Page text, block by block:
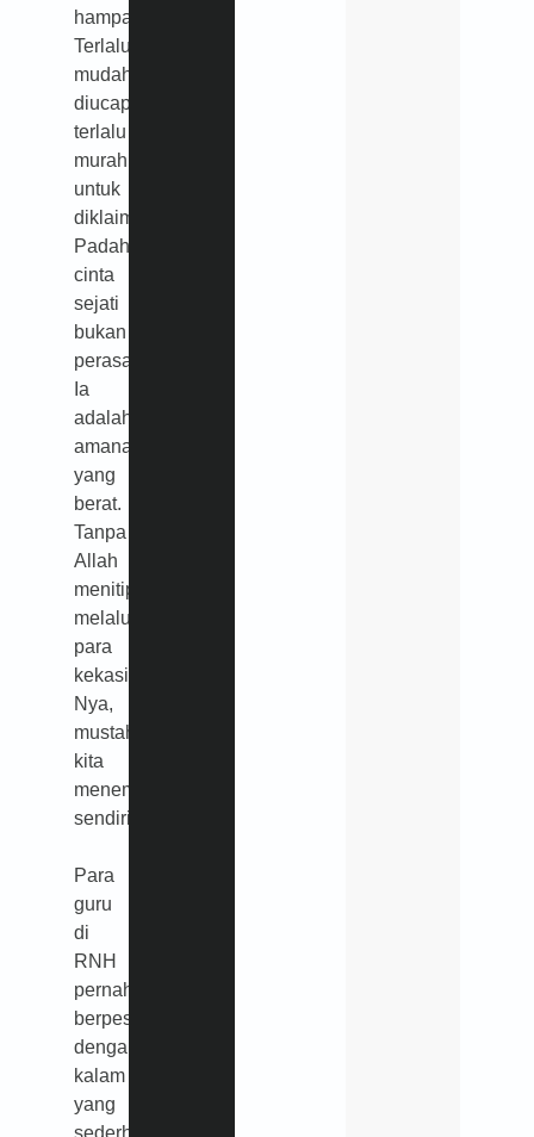
hampa.
Terlalu
mudah
diucapkan,
terlalu
murah
untuk
diklaim.
Padahal
cinta
sejati
bukan
perasaan.
Ia
adalah
amanah
yang
berat.
Tanpa
Allah
menitipkannya
melalui
para
kekasih-
Nya,
mustahil
kita
menemukannya
sendiri.
Para
guru
di
RNH
pernah
berpesan
dengan
kalam
yang
sederhana